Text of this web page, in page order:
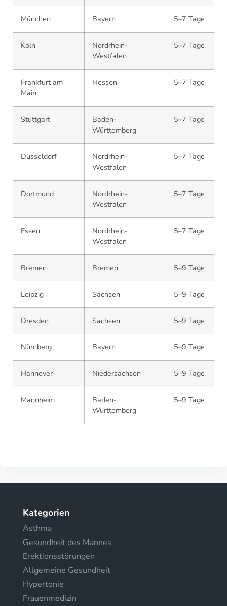
München Bayern 5–7 Tage
Köln
Nordrhein-
Westfalen
5–7 Tage
Frankfurt am
Main
Hessen 5–7 Tage
Stuttgart
Baden-
Württemberg
5–7 Tage
Düsseldorf
Nordrhein-
Westfalen
5–7 Tage
Dortmund
Nordrhein-
Westfalen
5–7 Tage
Essen
Nordrhein-
Westfalen
5–7 Tage
Bremen Bremen 5–9 Tage
Leipzig Sachsen 5–9 Tage
Dresden Sachsen 5–9 Tage
Nürnberg Bayern 5–9 Tage
Hannover Niedersachsen 5–9 Tage
Mannheim
Baden-
Württemberg
5–9 Tage
Kategorien
Asthma
Gesundheit des Mannes
Erektionsstörungen
Allgemeine Gesundheit
Hypertonie
Frauenmedizin